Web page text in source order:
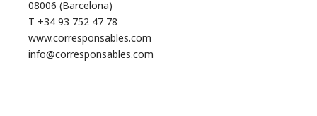
08006 (Barcelona)
T +34 93 752 47 78
www.corresponsables.com
info@corresponsables.com